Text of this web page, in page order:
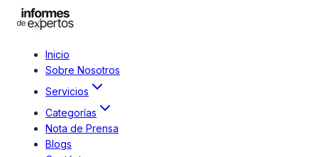
Inicio
Sobre Nosotros
Servicios
Categorías
Nota de Prensa
Blogs